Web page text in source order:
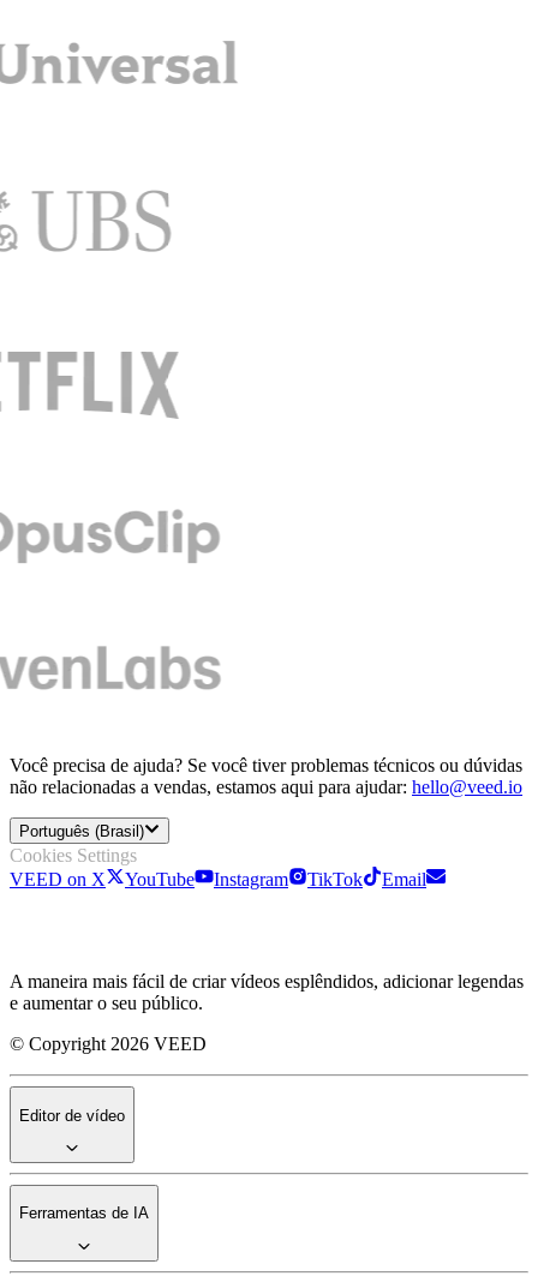
Você precisa de ajuda? Se você tiver problemas técnicos ou dúvidas
não relacionadas a vendas, estamos aqui para ajudar: hello@veed.io
Português (Brasil)
Cookies Settings
VEED on X
YouTube Instagram TikTok Email
A maneira mais fácil de criar vídeos esplêndidos, adicionar legendas
e aumentar o seu público.
© Copyright 2026 VEED
Editor de vídeo
Ferramentas de IA